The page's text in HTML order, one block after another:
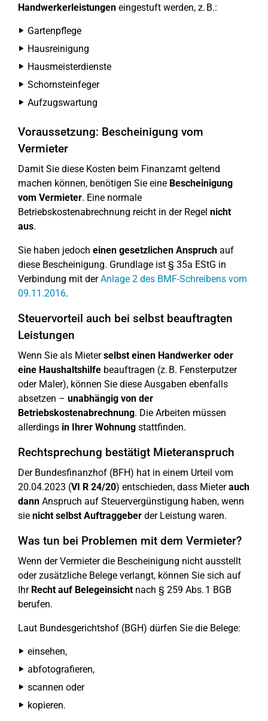
Handwerkerleistungen eingestuft werden, z. B.:
Gartenpflege
Hausreinigung
Hausmeisterdienste
Schornsteinfeger
Aufzugswartung
Voraussetzung: Bescheinigung vom
Vermieter
Damit Sie diese Kosten beim Finanzamt geltend
machen können, benötigen Sie eine Bescheinigung
vom Vermieter. Eine normale
Betriebskostenabrechnung reicht in der Regel nicht
aus.
Sie haben jedoch einen gesetzlichen Anspruch auf
diese Bescheinigung. Grundlage ist § 35a EStG in
Verbindung mit derAnlage 2 des BMF-Schreibens vom
09.11.2016.
Steuervorteil auch bei selbst beauftragten
Leistungen
Wenn Sie als Mieterselbst einen Handwerker oder
eine Haushaltshilfe beauftragen (z. B. Fensterputzer
oder Maler), können Sie diese Ausgaben ebenfalls
absetzen – unabhängig von der
Betriebskostenabrechnung. Die Arbeiten müssen
allerdings in Ihrer Wohnung stattfinden.
Rechtsprechung bestätigt Mieteranspruch
Der Bundesfinanzhof (BFH) hat in einem Urteil vom
20.04.2023 (VI R 24/20) entschieden, dass Mieterauch
dann Anspruch auf Steuervergünstigung haben, wenn
sie nicht selbst Auftraggeber der Leistung waren.
Was tun bei Problemen mit dem Vermieter?
Wenn der Vermieter die Bescheinigung nicht ausstellt
oder zusätzliche Belege verlangt, können Sie sich auf
Ihr Recht auf Belegeinsichtnach § 259 Abs. 1 BGB
berufen.
Laut Bundesgerichtshof (BGH) dürfen Sie die Belege:
einsehen,
abfotografieren,
scannen oder
kopieren.